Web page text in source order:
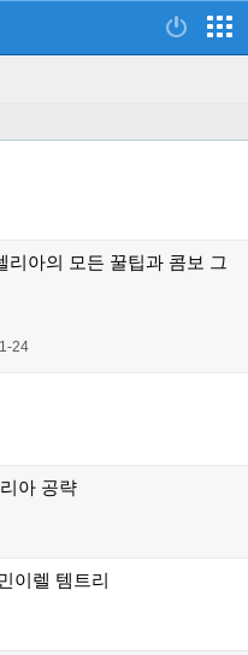
아의 모든 꿀팁과 콤보 그
24
아 공략
이렐 템트리